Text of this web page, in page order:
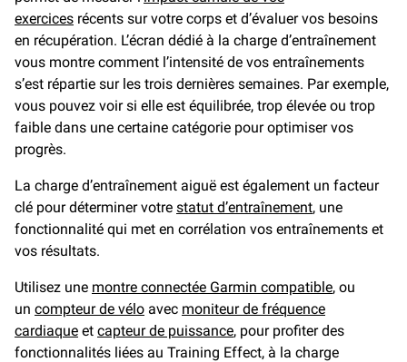
exercices récents sur votre corps et d’évaluer vos besoins
en récupération. L’écran dédié à la charge d’entraînement
vous montre comment l’intensité de vos entraînements
s’est répartie sur les trois dernières semaines. Par exemple,
vous pouvez voir si elle est équilibrée, trop élevée ou trop
faible dans une certaine catégorie pour optimiser vos
progrès.
La charge d’entraînement aiguë est également un facteur
clé pour déterminer votre statut d’entraînement, une
fonctionnalité qui met en corrélation vos entraînements et
vos résultats.
Utilisez une montre connectée Garmin compatible, ou
un compteur de vélo avec moniteur de fréquence
cardiaque et capteur de puissance, pour profiter des
fonctionnalités liées au Training Effect, à la charge